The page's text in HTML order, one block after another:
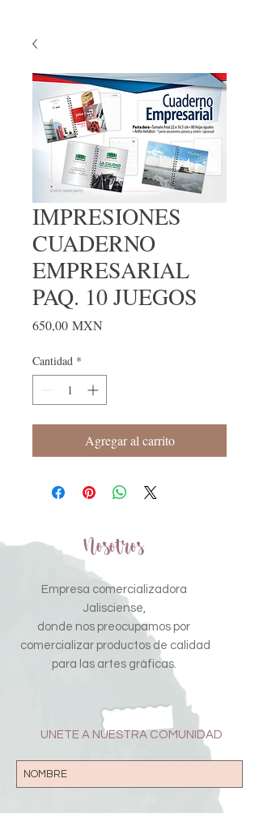
IMPRESIONES
CUADERNO
EMPRESARIAL
PAQ. 10 JUEGOS
650,00 MXN
Cantidad *
Agregar al carrito
Nosotros
Empresa comercializadora
Jalisciense,
donde nos preocupamos por
comercializar productos de calidad
para las artes gráficas.
UNETE A NUESTRA COMUNIDAD